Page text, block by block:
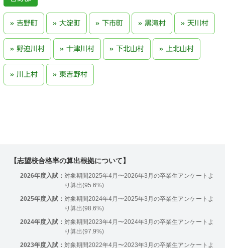
吉野町 大淀町 下市町 黒滝村 天川村
野迫川村 十津川村 下北山村 上北山村
川上村 東吉野村
【志望校合格率の算出根拠について】
2026年度入試： 対象期間2025年4月〜2026年3月の卒業生アンケートよ
り算出(95.6%)
2025年度入試： 対象期間2024年4月〜2025年3月の卒業生アンケートよ
り算出(98.6%)
2024年度入試： 対象期間2023年4月〜2024年3月の卒業生アンケートよ
り算出(97.9%)
2023年度入試： 対象期間2022年4月〜2023年3月の卒業生アンケートよ